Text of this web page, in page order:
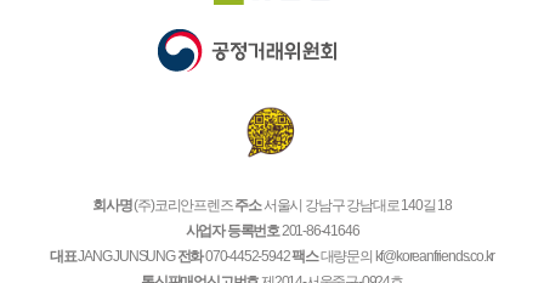
회사명(주)코리안프렌즈주소서울시 강남구 강남대로 140길 18
사업자 등록번호201-86-41646
대표JANG JUNSUNG 전화070-4452-5942팩스대량문의 kf@koreanfriends.co.kr